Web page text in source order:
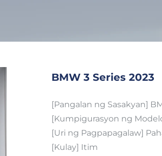
BMW 3 Series 2023
[Pangalan ng Sasakyan]
[Kumpigurasyon ng
[Uri ng Pagpapagalaw]
[Kulay] Itim